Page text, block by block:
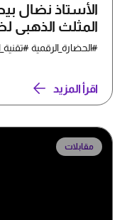
الأستاذ نضال
المثلث
الرقمية
#الحضارة_الرقمية
اقرأ المزيد
مقابلات